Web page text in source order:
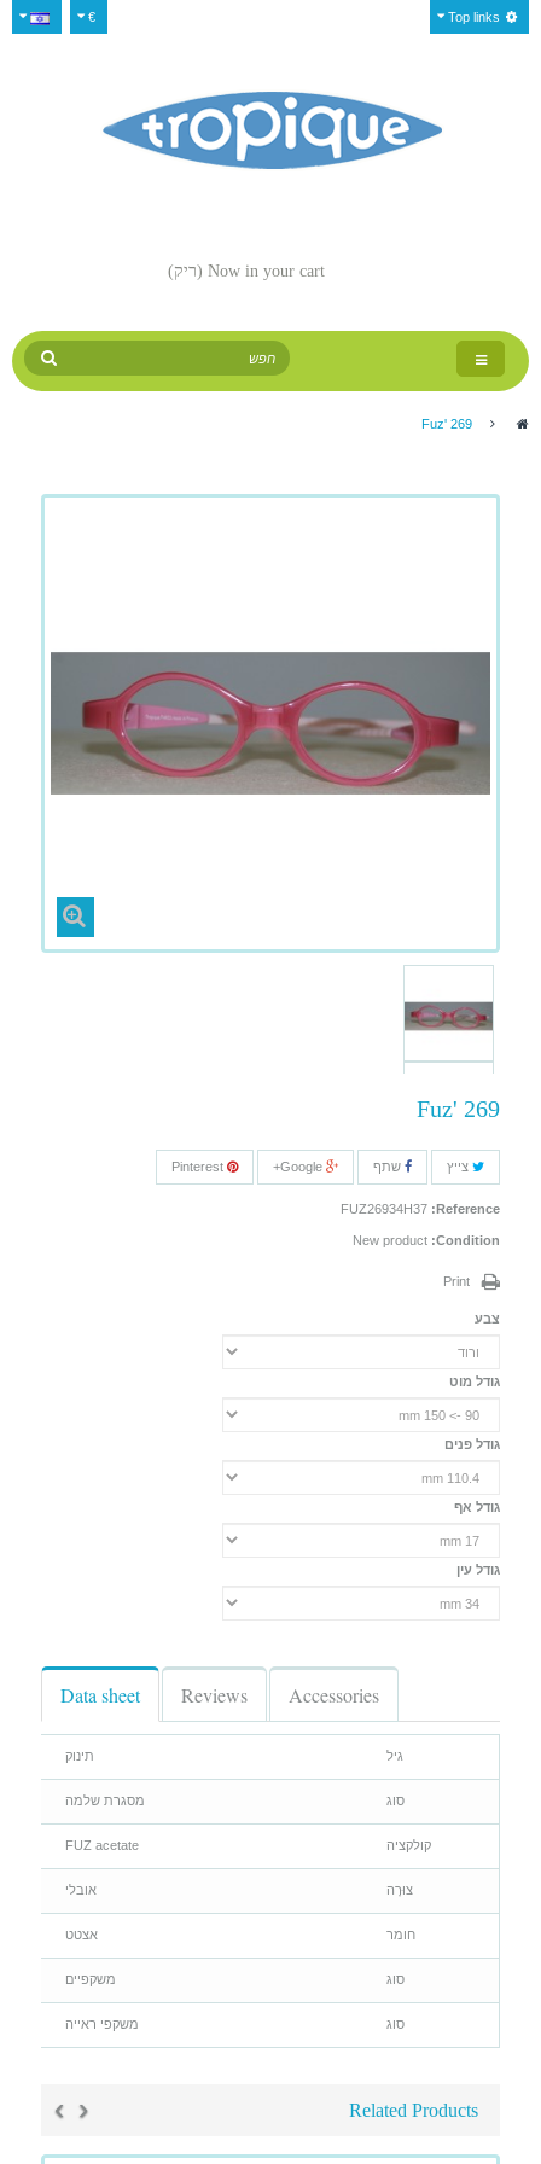
€ Top links
Now in your cart (ריק)
Toggle
navigation
>
Fuz' 269
צייץ שתף
Reference:
FUZ26934H37
Condition:
New product
Print
צבע
גודל מוט
גודל פנים
גודל אף
גודל עין
Data sheet Reviews Accessories
גיל תינוק
סוג מסגרת שלמה
קולקציה FUZ acetate
צוּרָה אובלי
חומר אצטט
סוג משקפיים
סוג משקפי ראייה
Related Products
‹
›